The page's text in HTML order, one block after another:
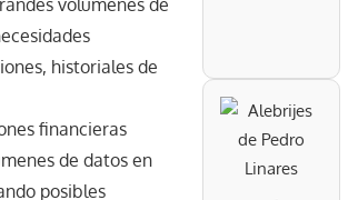
volúmenes de
historiales de
financieras
de datos en
posibles